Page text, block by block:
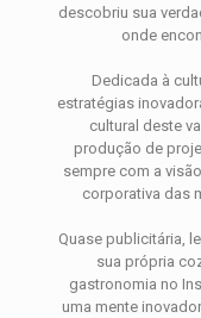
descobriu sua
onde
Dedicada à
estratégias
cultural deste
produção de
sempre com a
corporativa das
Quase publicitária,
sua própria
gastronomia no
uma mente